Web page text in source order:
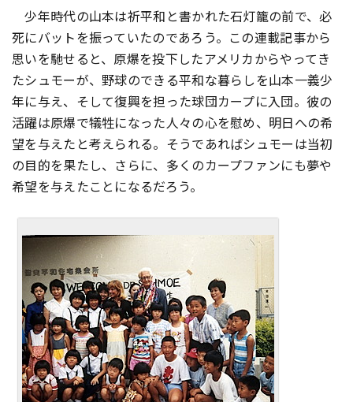
少年時代の山本は祈平和と書かれた石灯籠の前で、必
死にバットを振っていたのであろう。この連載記事から
思いを馳せると、原爆を投下したアメリカからやってき
たシュモーが、野球のできる平和な暮らしを山本一義少
年に与え、そして復興を担った球団カープに入団。彼の
活躍は原爆で犠牲になった人々の心を慰め、明日への希
望を与えたと考えられる。そうであればシュモーは当初
の目的を果たし、さらに、多くのカープファンにも夢や
希望を与えたことになるだろう。